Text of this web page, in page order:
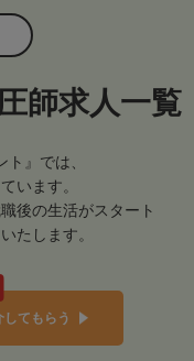
師求人一覧
ト』では、
います。
後の生活がスタート
たします。
てもらう